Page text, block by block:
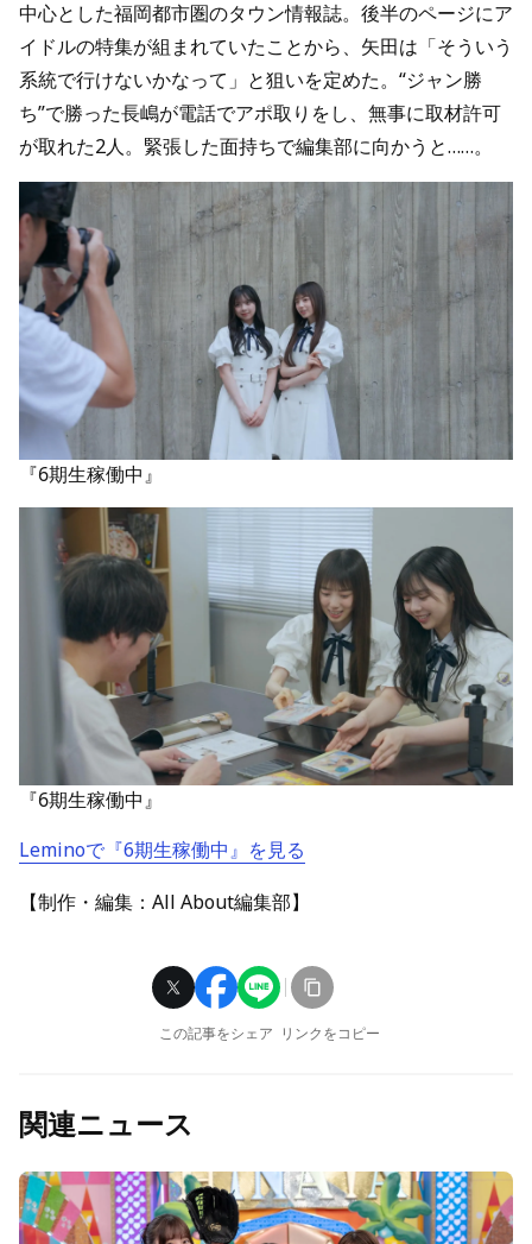
中心とした福岡都市圏のタウン情報誌。後半のページにア
イドルの特集が組まれていたことから、矢田は「そういう
系統で行けないかなって」と狙いを定めた。“ジャン勝
ち”で勝った長嶋が電話でアポ取りをし、無事に取材許可
が取れた2人。緊張した面持ちで編集部に向かうと……。
『6期生稼働中』
『6期生稼働中』
Leminoで『6期生稼働中』を見る
【制作・編集：All About編集部】
この記事をシェア リンクをコピー
関連ニュース